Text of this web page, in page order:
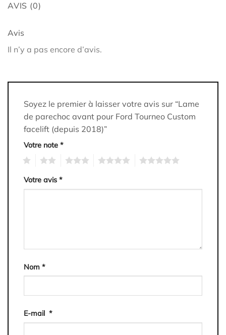
AVIS (0)
Avis
Il n’y a pas encore d’avis.
Soyez le premier à laisser votre avis sur “Lame
de parechoc avant pour Ford Tourneo Custom
facelift (depuis 2018)”
Votre note *
Votre avis *
Nom *
E-mail *